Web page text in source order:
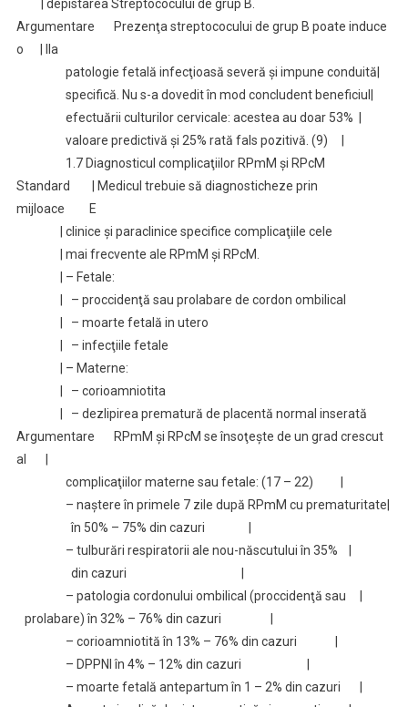
| depistarea Streptococului de grup B.
Argumentare Prezenţa streptococului de grup B poate induce
o | IIa
patologie fetală infecţioasă severă şi impune conduită|
specifică. Nu s-a dovedit în mod concludent beneficiul|
efectuării culturilor cervicale: acestea au doar 53% |
valoare predictivă şi 25% rată fals pozitivă. (9) |
1.7 Diagnosticul complicaţiilor RPmM şi RPcM
Standard | Medicul trebuie să diagnosticheze prin
mijloace E
| clinice şi paraclinice specifice complicaţiile cele
| mai frecvente ale RPmM şi RPcM.
| – Fetale:
| – proccidenţă sau prolabare de cordon ombilical
| – moarte fetală in utero
| – infecţiile fetale
| – Materne:
| – corioamniotita
| – dezlipirea prematură de placentă normal inserată
Argumentare RPmM şi RPcM se însoţeşte de un grad crescut
al |
complicaţiilor materne sau fetale: (17 – 22) |
– naştere în primele 7 zile după RPmM cu prematuritate|
în 50% – 75% din cazuri |
– tulburări respiratorii ale nou-născutului în 35% |
din cazuri |
– patologia cordonului ombilical (proccidenţă sau |
prolabare) în 32% – 76% din cazuri |
– corioamniotită în 13% – 76% din cazuri |
– DPPNI în 4% – 12% din cazuri |
– moarte fetală antepartum în 1 – 2% din cazuri |